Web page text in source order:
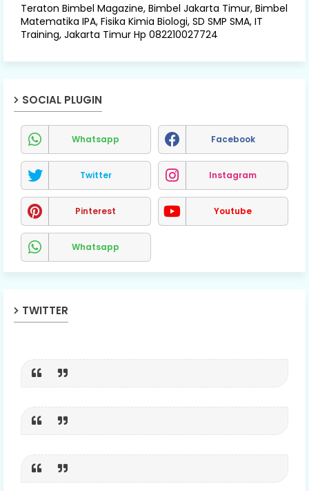
Teraton Bimbel Magazine, Bimbel Jakarta Timur, Bimbel
Matematika IPA, Fisika Kimia Biologi, SD SMP SMA, IT
Training, Jakarta Timur Hp 082210027724
SOCIAL PLUGIN
Whatsapp Facebook
Twitter Instagram
Pinterest Youtube
Whatsapp
TWITTER